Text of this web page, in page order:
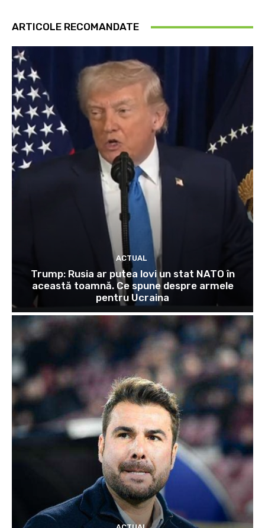
ARTICOLE RECOMANDATE
ACTUAL
Trump: Rusia ar putea lovi un stat NATO în
această toamnă. Ce spune despre armele
pentru Ucraina